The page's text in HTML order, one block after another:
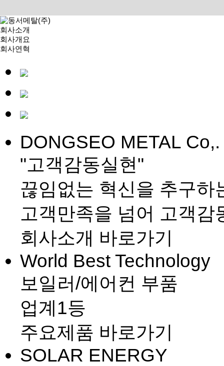
회사소개
회사개요
회사연혁
갤러리
찾아오시는 길
열교환기
알루미늄가공품
핀코일
전기보일러
신재생에너지사업
JINKO SOLAR 소개
이글 시리즈 모듈
태양광발전
태양광발전사업
납품 및 시공실적
모듈 인증서
설비 및 기술현황
생산설비현황
고객센터
1:1문의
공지사항
DONGSEO METAL
"고객감동실현"
끊임없는 혁신을 추구하
고객만족을 넘어 고객감
회사소개 바로가기
World Best Technology
보일러/에어컨 부품
업계1등
주요제품 바로가기
SOLAR ENERGY